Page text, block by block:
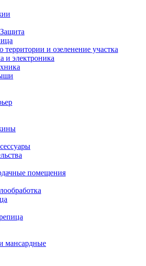
территории и озеленение участка
и электроника
помещения
мансардные